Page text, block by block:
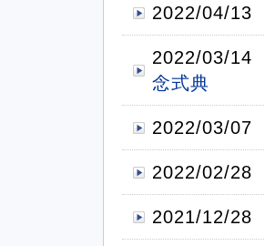
2022/04/13
2022/03/14
念式典
2022/03/07
2022/02/28
2021/12/28